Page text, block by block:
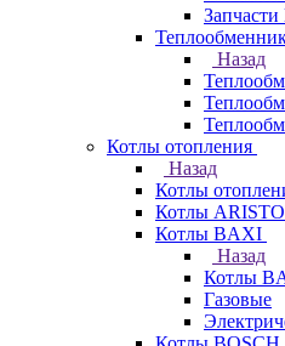
Назад
Котлы отопления
Назад
Котлы
Котлы
Котлы BAXI
Назад
Котлы
Газовые